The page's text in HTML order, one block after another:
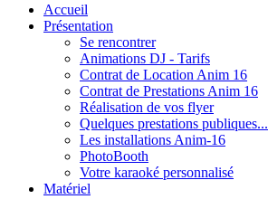
Accueil
Présentation
Se rencontrer
Animations DJ - Tarifs
Contrat de Location Anim 16
Contrat de Prestations Anim 16
Réalisation de vos flyer
Quelques prestations publiques...
Les installations Anim-16
PhotoBooth
Votre karaoké personnalisé
Matériel